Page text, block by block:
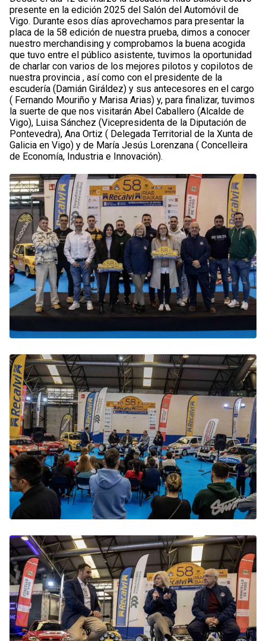
presente en la edición 2025 del Salón del Automóvil de
Vigo. Durante esos días aprovechamos para presentar la
placa de la 58 edición de nuestra prueba, dimos a conocer
nuestro merchandising y comprobamos la buena acogida
que tuvo entre el público asistente, tuvimos la oportunidad
de charlar con varios de los mejores pilotos y copilotos de
nuestra provincia , así como con el presidente de la
escudería (Damián Giráldez) y sus antecesores en el cargo
( Fernando Mouriño y Marisa Arias) y, para finalizar, tuvimos
la suerte de que nos visitarán Abel Caballero (Alcalde de
Vigo), Luisa Sánchez (Vicepresidenta de la Diputación de
Pontevedra), Ana Ortiz ( Delegada Territorial de la Xunta de
Galicia en Vigo) y de María Jesús Lorenzana ( Concelleira
de Economía, Industria e Innovación).